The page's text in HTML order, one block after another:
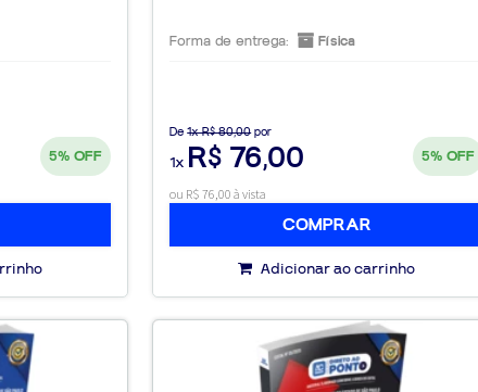
5% OFF
Forma de entrega: Física
De 1x R$ 80,00por
1x R$ 76,00 5% OFF
ou R$ 76,00 à vista
COMPRAR
Adicionar ao carrinho